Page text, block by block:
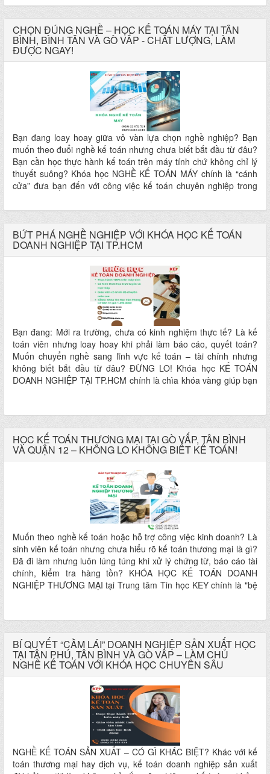
doanh? Khóa học Kế Toán Doanh Nghiệp tại Trung Tâm Đào
Tạo Tin Học KEY sẽ giúp bạn chuyển đổi hoàn toàn từ người
không biết gì thành người có thể làm việc thực tế ngay sau khóa
học!
CHỌN ĐÚNG NGHỀ – HỌC KẾ TOÁN MÁY TẠI TÂN
BÌNH, BÌNH TÂN VÀ GÒ VẤP - CHẤT LƯỢNG, LÀM
ĐƯỢC NGAY!
Bạn đang loay hoay giữa vô vàn lựa chọn nghề nghiệp? Bạn
muốn theo đuổi nghề kế toán nhưng chưa biết bắt đầu từ đâu?
Bạn cần học thực hành kế toán trên máy tính chứ không chỉ lý
thuyết suông? Khóa học NGHỀ KẾ TOÁN MÁY chính là “cánh
cửa” đưa bạn đến với công việc kế toán chuyên nghiệp trong
BỨT PHÁ NGHỀ NGHIỆP VỚI KHÓA HỌC KẾ TOÁN
DOANH NGHIỆP TẠI TP.HCM
Bạn đang: Mới ra trường, chưa có kinh nghiệm thực tế? Là kế
toán viên nhưng loay hoay khi phải làm báo cáo, quyết toán?
Muốn chuyển nghề sang lĩnh vực kế toán – tài chính nhưng
không biết bắt đầu từ đâu? ĐỪNG LO! Khóa học KẾ TOÁN
DOANH NGHIỆP TẠI TP.HCM chính là chìa khóa vàng giúp bạn
HỌC KẾ TOÁN THƯƠNG MẠI TẠI GÒ VẤP, TÂN BÌNH
VÀ QUẬN 12 – KHÔNG LO KHÔNG BIẾT KẾ TOÁN!
Muốn theo nghề kế toán hoặc hỗ trợ công việc kinh doanh? Là
sinh viên kế toán nhưng chưa hiểu rõ kế toán thương mại là gì?
Đã đi làm nhưng luôn lúng túng khi xử lý chứng từ, báo cáo tài
chính, kiểm tra hàng tồn? KHÓA HỌC KẾ TOÁN DOANH
NGHIỆP THƯƠNG MẠI tại Trung tâm Tin học KEY chính là "bệ
BÍ QUYẾT “CẦM LÁI” DOANH NGHIỆP SẢN XUẤT HỌC
TẠI TÂN PHÚ, TÂN BÌNH VÀ GÒ VẤP – LÀM CHỦ
NGHỀ KẾ TOÁN VỚI KHÓA HỌC CHUYÊN SÂU
NGHỀ KẾ TOÁN SẢN XUẤT – CÓ GÌ KHÁC BIỆT? Khác với kế
toán thương mại hay dịch vụ, kế toán doanh nghiệp sản xuất